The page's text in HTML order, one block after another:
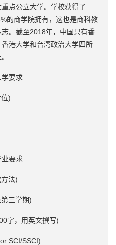
点公立大学。学校获得了
的商学院拥有，这也是商科教
。截至2018年，中国只有香
港大学和台湾政治大学四所
学要求
)
业要求
法)
三学期)
字，用英文撰写)
SCI/SSCI)